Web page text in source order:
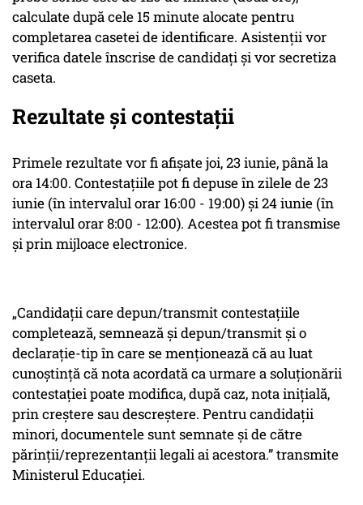
calculate după cele 15 minute alocate pentru
completarea casetei de identificare. Asistenţii vor
verifica datele înscrise de candidaţi şi vor secretiza
caseta.
Rezultate şi contestaţii
Primele rezultate vor fi afişate joi, 23 iunie, până la
ora 14:00. Contestaţiile pot fi depuse în zilele de 23
iunie (în intervalul orar 16:00 - 19:00) şi 24 iunie (în
intervalul orar 8:00 - 12:00). Acestea pot fi transmise
şi prin mijloace electronice.
„Candidaţii care depun/transmit contestaţiile
completează, semnează şi depun/transmit şi o
declaraţie-tip în care se menţionează că au luat
cunoştinţă că nota acordată ca urmare a soluţionării
contestaţiei poate modifica, după caz, nota iniţială,
prin creştere sau descreştere. Pentru candidaţii
minori, documentele sunt semnate şi de către
părinţii/reprezentanţii legali ai acestora.” transmite
Ministerul Educaţiei.